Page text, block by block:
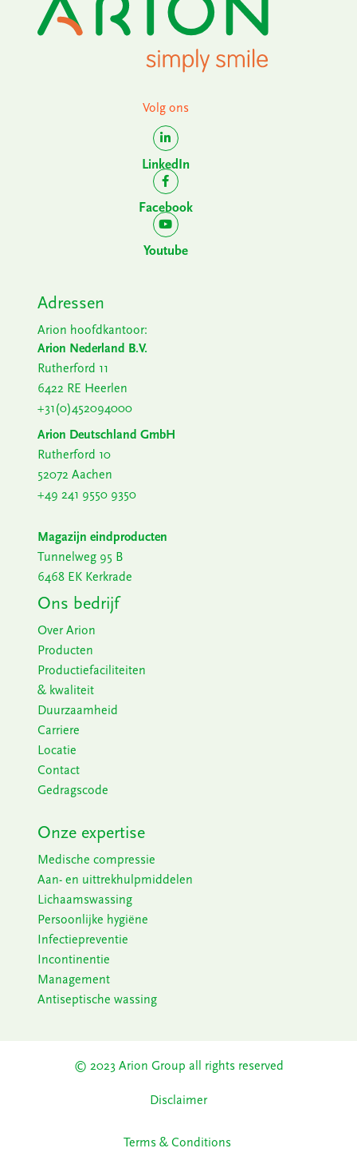
Volg ons
LinkedIn
Facebook
Youtube
Adressen
Arion hoofdkantoor:
Arion Nederland B.V.
Rutherford 11
6422 RE Heerlen
+31(0)452094000
Arion Deutschland GmbH
Rutherford 10
52072 Aachen
+49 241 9550 9350
Magazijn eindproducten
Tunnelweg 95 B
6468 EK Kerkrade
Ons bedrijf
Over Arion
Producten
Productiefaciliteiten
& kwaliteit
Duurzaamheid
Carriere
Locatie
Contact
Gedragscode
Onze expertise
Medische compressie
Aan- en uittrekhulpmiddelen
Lichaamswassing
Persoonlijke hygiëne
Infectiepreventie
Incontinentie
Management
Antiseptische wassing
© 2023 Arion Group all rights reserved​
Disclaimer
Terms & Conditions